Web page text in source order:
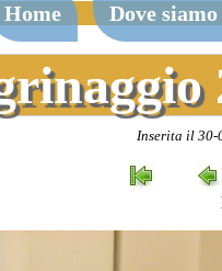
Home Dove siamo
Inserita il 30-